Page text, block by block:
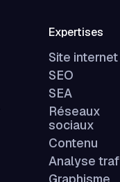
Expertises
Site internet
SEO
SEA
Réseaux
sociaux
Contenu
Analyse